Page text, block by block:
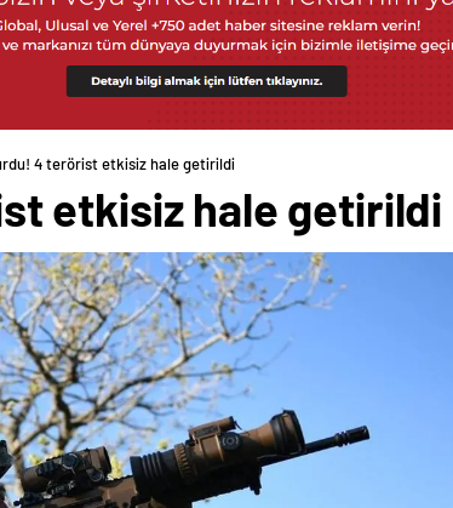
4 terörist etkisiz hale getirildi
etkisiz hale getirildi